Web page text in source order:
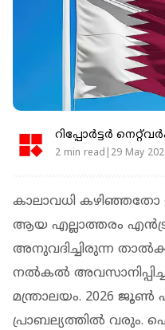
റിപ്പോർട്ടർ
2 min read|29 May
കാലാവധി
ആയ എല്ലാത്തരം
അനുവദിച്ചിരുന്ന
നൽകൽ
മന്ത്രാലയം. 2026
പ്രാബല്യത്തിൽ വരും.